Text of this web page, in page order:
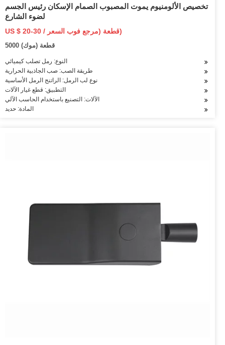
تخصيص الألومنيوم يموت المصبوب الصمام الإسكان رئيس الجسم
لضوء الشارع
US $ 20-30 / قطعة (مرجع فوب السعر)
5000 قطعة (موك)
النوع: رمل تصلب كيميائي
طريقة الصب: صب الجاذبية الحرارية
نوع لب الرمل: الراتنج الرمل الأساسية
التطبيق: قطع غيار الآلات
الآلات: التصنيع باستخدام الحاسب الآلي
المادة: حديد